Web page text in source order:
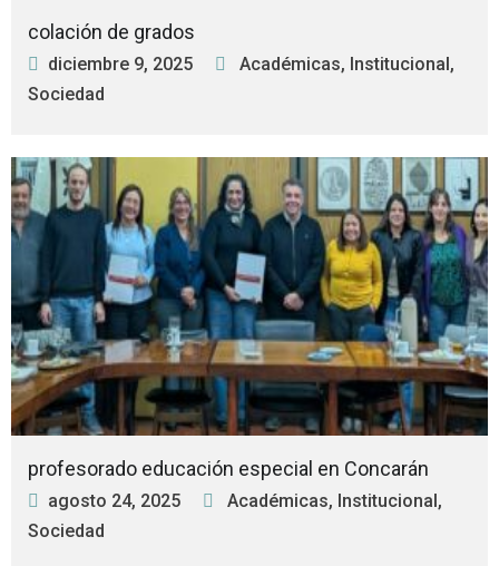
colación de grados
diciembre 9, 2025 Académicas, Institucional,
Sociedad
profesorado educación especial en Concarán
agosto 24, 2025 Académicas, Institucional,
Sociedad